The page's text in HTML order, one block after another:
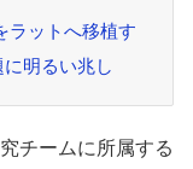
ラットへ移植す
明るい兆し
チームに所属する